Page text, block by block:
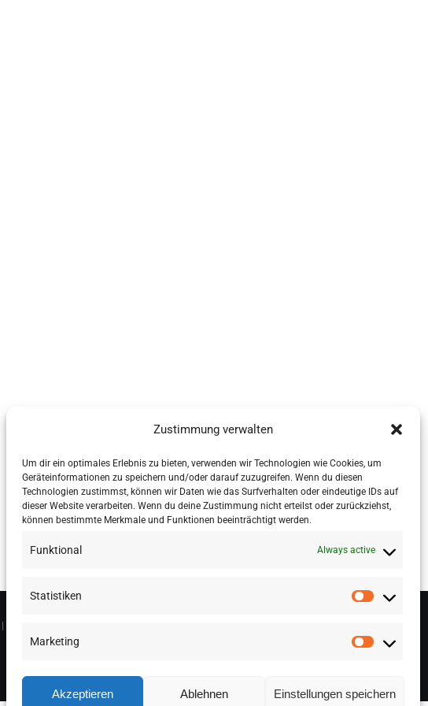
Zustimmung verwalten
Um dir ein optimales Erlebnis zu bieten, verwenden wir Technologien wie Cookies, um
Geräteinformationen zu speichern und/oder darauf zuzugreifen. Wenn du diesen
Technologien zustimmst, können wir Daten wie das Surfverhalten oder eindeutige IDs auf
dieser Website verarbeiten. Wenn du deine Zustimmung nicht erteilst oder zurückziehst,
können bestimmte Merkmale und Funktionen beeinträchtigt werden.
Funktional Always active
Statistiken
Marketing
Akzeptieren Ablehnen Einstellungen speichern
|